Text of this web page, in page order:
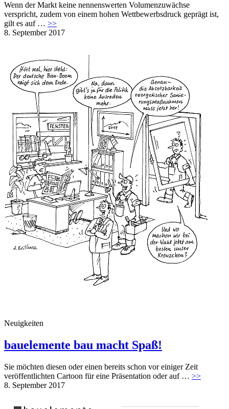
Wenn der Markt keine nennenswerten Volumenzuwächse
verspricht, zudem von einem hohen Wettbewerbsdruck geprägt ist,
gilt es auf … >>
8. September 2017
Neuigkeiten
bauelemente bau macht Spaß!
Sie möchten diesen oder einen bereits schon vor einiger Zeit
veröffentlichten Cartoon für eine Präsentation oder auf … >>
8. September 2017